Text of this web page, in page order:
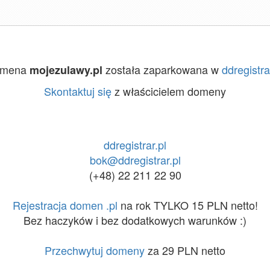
mojezulawy.pl została zaparkowana w
Skontaktuj sięz właścicielem domeny
ddregistrar.pl
bok@ddregistrar.pl
(+48) 22 211 22 90
Rejestracja domen .pl na rok TYLKO 15 PLN netto!
Bez haczyków i bez dodatkowych warunków :)
Przechwytuj domenyza 29 PLN netto